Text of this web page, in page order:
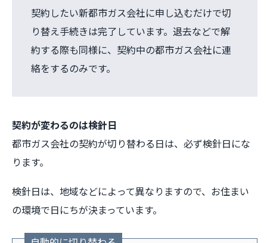
契約したい新都市ガス会社に申し込むだけで切
り替え手続きは完了しています。退去などで解
約する際も同様に、契約中の都市ガス会社に連
絡をするのみです。
契約が変わるのは検針日
都市ガス会社の契約が切り替わる日は、必ず検針日にな
ります。
検針日は、地域などによって異なりますので、お住まい
の環境で日にちが決まっています。